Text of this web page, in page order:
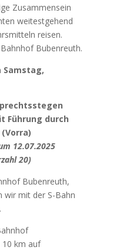
Zusammensein
weitestgehend
reisen.
Bubenreuth.
Samstag,
Führung durch
12.07.2025
20)
Bubenreuth,
wir mit der S-Bahn
10 km auf